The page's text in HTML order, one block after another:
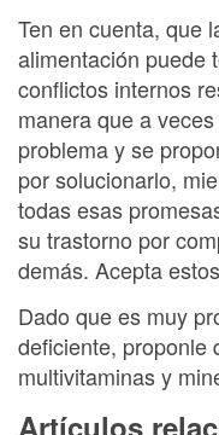
Ten en cuenta, que
alimentación puede
conflictos internos
manera que a
problema y se
por solucionarlo,
todas esas
su trastorno por
demás. Acepta
Dado que es muy
deficiente, proponle
multivitaminas y
Artículos